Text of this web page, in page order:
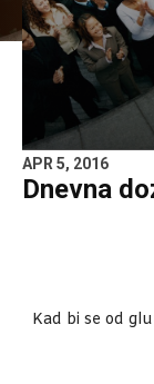
APR 5, 2016
Dnevna
Kad bi se od